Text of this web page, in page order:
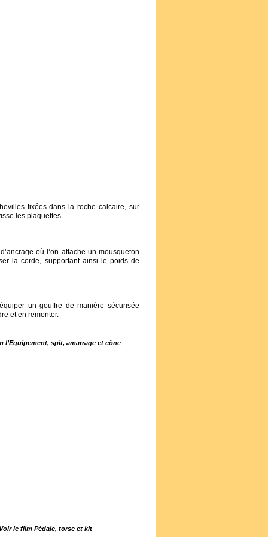
fixées dans la roche calcaire, sur
les plaquettes.
où l’on attache un mousqueton
la corde, supportant ainsi le poids de
un gouffre de manière sécurisée
et en remonter.
l’Equipement, spit, amarrage et cône
le film Pédale, torse et kit